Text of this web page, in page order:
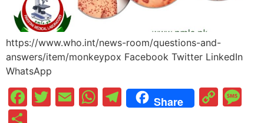
https://www.who.int/news-room/questions-and-
answers/item/monkeypox Facebook Twitter LinkedIn
WhatsApp
Facebook
Twitter
EmailWhatsApp
Telegram
Share
Copy